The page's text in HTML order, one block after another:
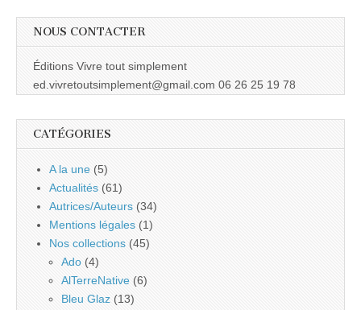
NOUS CONTACTER
Éditions Vivre tout simplement
ed.vivretoutsimplement@gmail.com 06 26 25 19 78
CATÉGORIES
A la une (5)
Actualités (61)
Autrices/Auteurs (34)
Mentions légales (1)
Nos collections (45)
Ado (4)
AlTerreNative (6)
Bleu Glaz (13)